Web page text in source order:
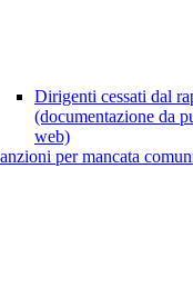
Dirigenti cessati dal
(documentazione da
web)
per mancata